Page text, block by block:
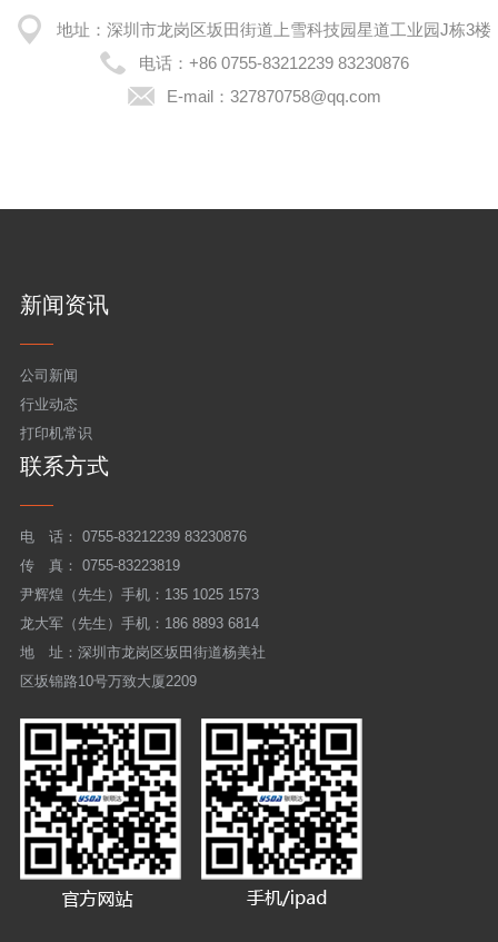
地址：深圳市龙岗区坂田街道上雪科技园星道工业园J栋3楼
电话： +86 0755-83212239 83230876
E-mail： 327870758@qq.com
新闻资讯
公司新闻
行业动态
打印机常识
联系方式
电 话： 0755-83212239 83230876
传 真： 0755-83223819
尹辉煌（先生）手机：135 1025 1573
龙大军（先生）手机：186 8893 6814
地 址：深圳市龙岗区坂田街道杨美社
区坂锦路10号万致大厦2209